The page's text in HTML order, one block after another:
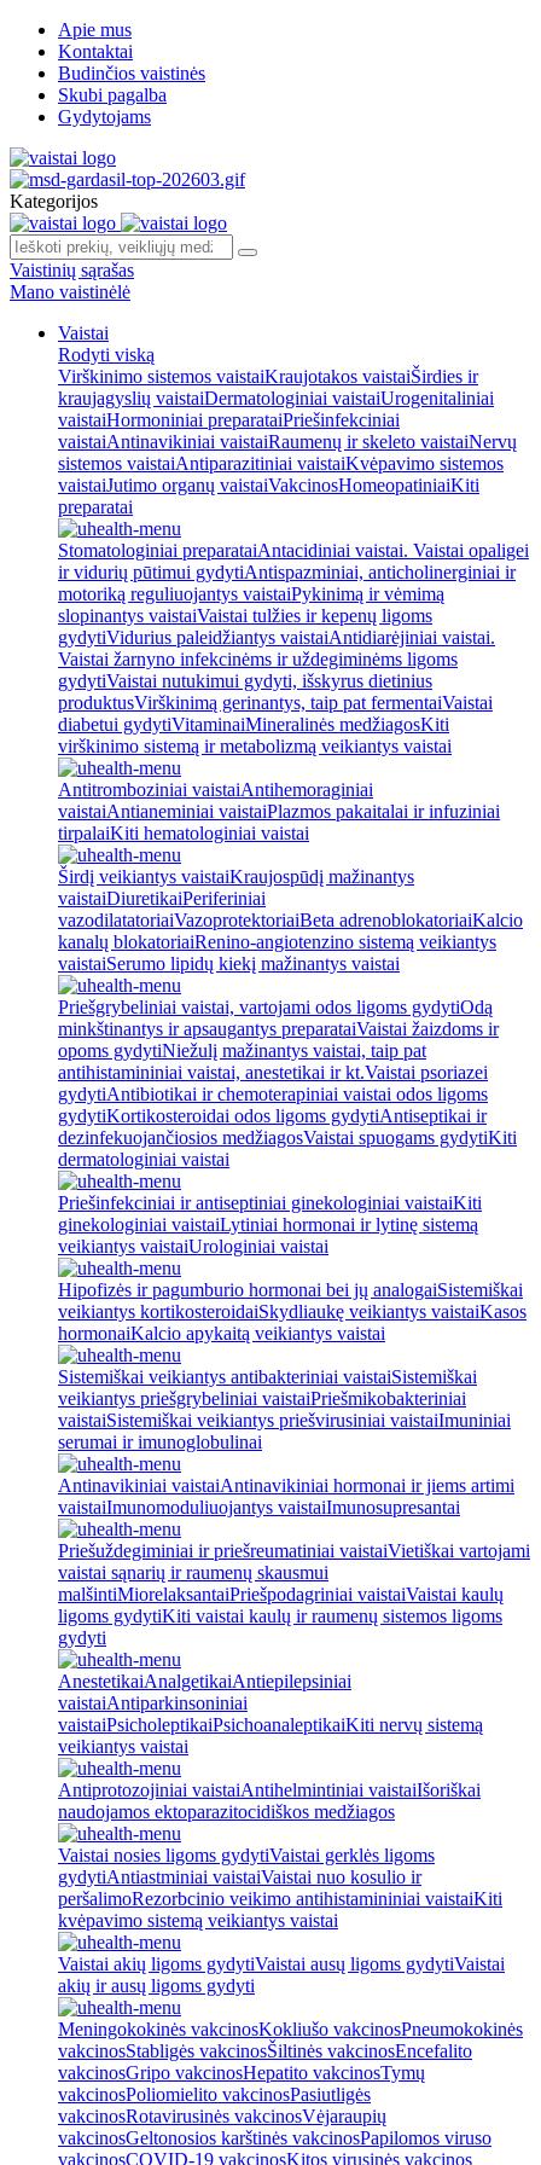
Apie mus
Kontaktai
Budinčios vaistinės
Skubi pagalba
Gydytojams
Kategorijos
Vaistinių sąrašas
Mano vaistinėlė
Vaistai
Rodyti viską
Virškinimo sistemos vaistaiKraujotakos vaistaiŠirdies ir
kraujagyslių vaistaiDermatologiniai vaistaiUrogenitaliniai
vaistaiHormoniniai preparataiPriešinfekciniai
vaistaiAntinavikiniai vaistaiRaumenų ir skeleto vaistaiNervų
sistemos vaistaiAntiparazitiniai vaistaiKvėpavimo sistemos
vaistaiJutimo organų vaistaiVakcinosHomeopatiniaiKiti
preparatai
Stomatologiniai preparataiAntacidiniai vaistai. Vaistai opaligei
ir vidurių pūtimui gydytiAntispazminiai, anticholinerginiai ir
motoriką reguliuojantys vaistaiPykinimą ir vėmimą
slopinantys vaistaiVaistai tulžies ir kepenų ligoms
gydytiVidurius paleidžiantys vaistaiAntidiarėjiniai vaistai.
Vaistai žarnyno infekcinėms ir uždegiminėms ligoms
gydytiVaistai nutukimui gydyti, išskyrus dietinius
produktusVirškinimą gerinantys, taip pat fermentaiVaistai
diabetui gydytiVitaminaiMineralinės medžiagosKiti
virškinimo sistemą ir metabolizmą veikiantys vaistai
Antitromboziniai vaistaiAntihemoraginiai
vaistaiAntianeminiai vaistaiPlazmos pakaitalai ir infuziniai
tirpalaiKiti hematologiniai vaistai
Širdį veikiantys vaistaiKraujospūdį mažinantys
vaistaiDiuretikaiPeriferiniai
vazodilatatoriaiVazoprotektoriaiBeta adrenoblokatoriaiKalcio
kanalų blokatoriaiRenino-angiotenzino sistemą veikiantys
vaistaiSerumo lipidų kiekį mažinantys vaistai
Priešgrybeliniai vaistai, vartojami odos ligoms gydytiOdą
minkštinantys ir apsaugantys preparataiVaistai žaizdoms ir
opoms gydytiNiežulį mažinantys vaistai, taip pat
antihistamininiai vaistai, anestetikai ir kt.Vaistai psoriazei
gydytiAntibiotikai ir chemoterapiniai vaistai odos ligoms
gydytiKortikosteroidai odos ligoms gydytiAntiseptikai ir
dezinfekuojančiosios medžiagosVaistai spuogams gydytiKiti
dermatologiniai vaistai
Priešinfekciniai ir antiseptiniai ginekologiniai vaistaiKiti
ginekologiniai vaistaiLytiniai hormonai ir lytinę sistemą
veikiantys vaistaiUrologiniai vaistai
Hipofizės ir pagumburio hormonai bei jų analogaiSistemiškai
veikiantys kortikosteroidaiSkydliaukę veikiantys vaistaiKasos
hormonaiKalcio apykaitą veikiantys vaistai
Sistemiškai veikiantys antibakteriniai vaistaiSistemiškai
veikiantys priešgrybeliniai vaistaiPriešmikobakteriniai
vaistaiSistemiškai veikiantys priešvirusiniai vaistaiImuniniai
serumai ir imunoglobulinai
Antinavikiniai vaistaiAntinavikiniai hormonai ir jiems artimi
vaistaiImunomoduliuojantys vaistaiImunosupresantai
Priešuždegiminiai ir priešreumatiniai vaistaiVietiškai vartojami
vaistai sąnarių ir raumenų skausmui
malšintiMiorelaksantaiPriešpodagriniai vaistaiVaistai kaulų
ligoms gydytiKiti vaistai kaulų ir raumenų sistemos ligoms
gydyti
AnestetikaiAnalgetikaiAntiepilepsiniai
vaistaiAntiparkinsoniniai
vaistaiPsicholeptikaiPsichoanaleptikaiKiti nervų sistemą
veikiantys vaistai
Antiprotozojiniai vaistaiAntihelmintiniai vaistaiIšoriškai
naudojamos ektoparazitocidiškos medžiagos
Vaistai nosies ligoms gydytiVaistai gerklės ligoms
gydytiAntiastminiai vaistaiVaistai nuo kosulio ir
peršalimoRezorbcinio veikimo antihistamininiai vaistaiKiti
kvėpavimo sistemą veikiantys vaistai
Vaistai akių ligoms gydytiVaistai ausų ligoms gydytiVaistai
akių ir ausų ligoms gydyti
Meningokokinės vakcinosKokliušo vakcinosPneumokokinės
vakcinosStabligės vakcinosŠiltinės vakcinosEncefalito
vakcinosGripo vakcinosHepatito vakcinosTymų
vakcinosPoliomielito vakcinosPasiutligės
vakcinosRotavirusinės vakcinosVėjaraupių
vakcinosGeltonosios karštinės vakcinosPapilomos viruso
vakcinosCOVID-19 vakcinosKitos virusinės vakcinos